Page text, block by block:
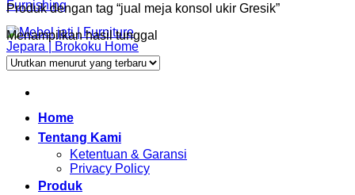
Home
Tentang Kami
Ketentuan & Garansi
Privacy Policy
Produk
Produk dengan tag “jual meja konsol ukir Gresik”
Menampilkan hasil tunggal